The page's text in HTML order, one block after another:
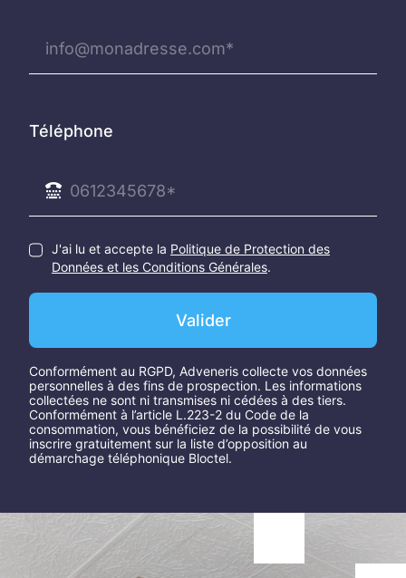
Téléphone
J'ai lu et accepte la Politique de Protection des
Données et les Conditions Générales.
Valider
Conformément au RGPD, Adveneris collecte vos données
personnelles à des fins de prospection. Les informations
collectées ne sont ni transmises ni cédées à des tiers.
Conformément à l’article L.223-2 du Code de la
consommation, vous bénéficiez de la possibilité de vous
inscrire gratuitement sur la liste d’opposition au
démarchage téléphonique Bloctel.